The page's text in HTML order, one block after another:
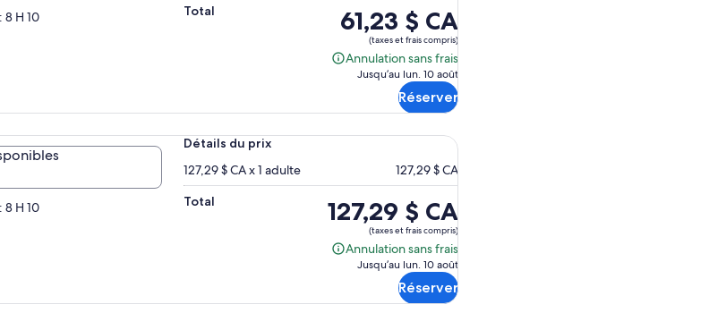
H 10
Total
Le
prix
est
de 61,23 $ CA.
61,23 $ CA
(taxes et frais compris)
Annulation sans frais
Annulation
Jusqu’au lun. 10 août
Réserver
H 10
Détails du prix
127,29 $ CA x 1 adulte
127,29 $ CA
Total
Le
prix
est
de 127,29 $ CA.
127,29 $ CA
(taxes et frais compris)
Annulation sans frais
Annulation
Jusqu’au lun. 10 août
Réserver